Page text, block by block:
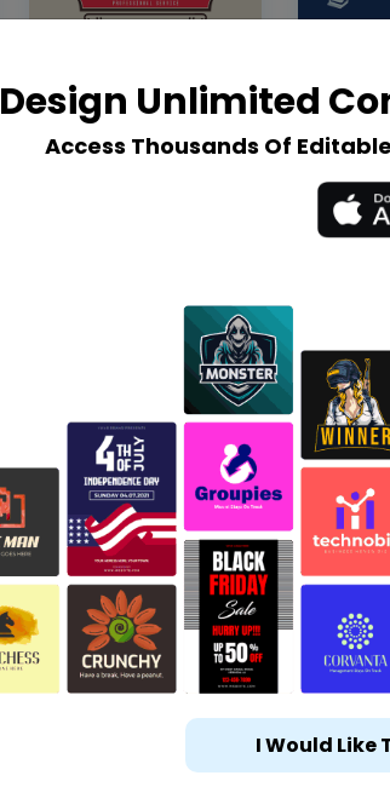
Design Unlimited
Access Thousands Of
I Would Like